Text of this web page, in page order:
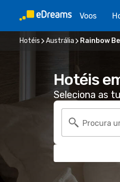
Voos
Hotéis Austrália Rainbow
Hotéis
Seleciona as
Procura